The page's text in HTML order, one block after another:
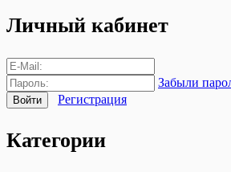
Личный кабинет
Забыли
Регистрация
Категории